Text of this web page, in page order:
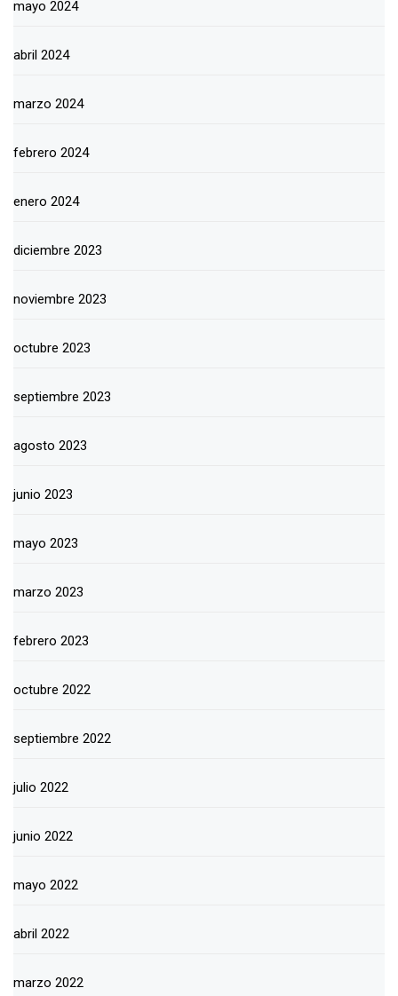
mayo 2024
abril 2024
marzo 2024
febrero 2024
enero 2024
diciembre 2023
noviembre 2023
octubre 2023
septiembre 2023
agosto 2023
junio 2023
mayo 2023
marzo 2023
febrero 2023
octubre 2022
septiembre 2022
julio 2022
junio 2022
mayo 2022
abril 2022
marzo 2022